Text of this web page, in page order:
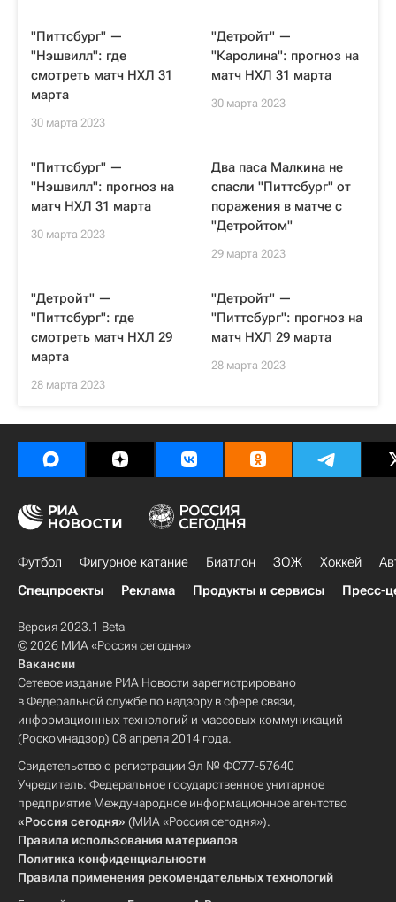
"Питтсбург" —
"Нэшвилл": где
смотреть матч НХЛ 31
марта
30 марта 2023
"Детройт" —
"Каролина": прогноз на
матч НХЛ 31 марта
30 марта 2023
"Питтсбург" —
"Нэшвилл": прогноз на
матч НХЛ 31 марта
30 марта 2023
Два паса Малкина не
спасли "Питтсбург" от
поражения в матче с
"Детройтом"
29 марта 2023
"Детройт" —
"Питтсбург": где
смотреть матч НХЛ 29
марта
28 марта 2023
"Детройт" —
"Питтсбург": прогноз на
матч НХЛ 29 марта
28 марта 2023
Футбол Фигурное катание Биатлон ЗОЖ Хоккей
Спецпроекты
Реклама Продукты и сервисы Пресс-
Версия 2023.1 Beta
© 2026 МИА «Россия сегодня»
Вакансии
Сетевое издание РИА Новости зарегистрировано
в Федеральной службе по надзору в сфере связи,
информационных технологий и массовых коммуникаций
(Роскомнадзор) 08 апреля 2014 года.
Свидетельство о регистрации Эл № ФС77-57640
Учредитель: Федеральное государственное унитарное
предприятие Международное информационное агентство
«Россия сегодня» (МИА «Россия сегодня»).
Правила использования материалов
Политика конфиденциальности
Правила применения рекомендательных технологий